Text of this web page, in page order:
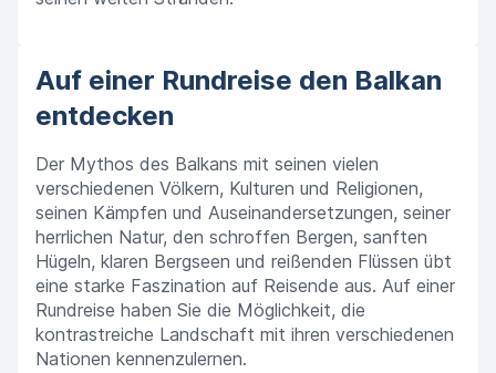
Auf einer Rundreise den Balkan
entdecken
Der Mythos des Balkans mit seinen vielen
verschiedenen Völkern, Kulturen und Religionen,
seinen Kämpfen und Auseinandersetzungen, seiner
herrlichen Natur, den schroffen Bergen, sanften
Hügeln, klaren Bergseen und reißenden Flüssen übt
eine starke Faszination auf Reisende aus. Auf einer
Rundreise haben Sie die Möglichkeit, die
kontrastreiche Landschaft mit ihren verschiedenen
Nationen kennenzulernen.